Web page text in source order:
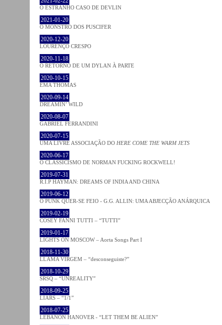
O ESTRANHO CASO DE DEVLIN
2021-01-20
O MONSTRO DOS PUSCIFER
2020-12-20
LOURENÇO CRESPO
2020-11-18
O RETORNO DE UM DYLAN À PARTE
2020-10-15
EMA THOMAS
2020-09-14
DREAMIN’ WILD
2020-08-07
GABRIEL FERRANDINI
2020-07-15
UMA LIVRE ASSOCIAÇÃO DO HERE COME THE WARM JETS
2020-06-17
O CLASSICISMO DE NORMAN FUCKING ROCKWELL!
2019-07-31
R.I.P HAYMAN: DREAMS OF INDIA AND CHINA
2019-06-12
O PUNK QUER-SE FEIO - G.G. ALLIN: UMA ABJECÇÃO ANÁRQUICA
2019-02-19
COSEY FANNI TUTTI – “TUTTI”
2019-01-17
LIGHTS ON MOSCOW – Aorta Songs Part I
2018-11-30
LLAMA VIRGEM – “desconseguiste?”
2018-10-29
SRSQ – “UNREALITY”
2018-09-25
LIARS – “1/1”
2018-07-25
LEBANON HANOVER - “LET THEM BE ALIEN”